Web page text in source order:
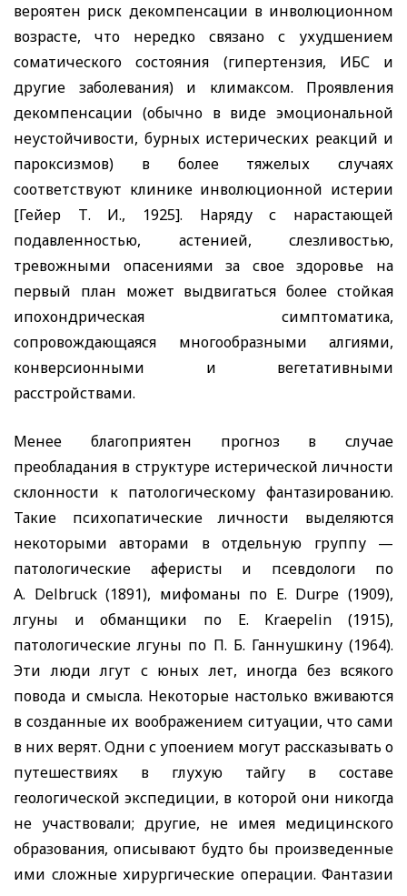
вероятен риск декомпенсации в инволюционном
возрасте, что нередко связано с ухудшением
соматического состояния (гипертензия, ИБС и
другие заболевания) и климаксом. Проявления
декомпенсации (обычно в виде эмоциональной
неустойчивости, бурных истерических реакций и
пароксизмов) в более тяжелых случаях
соответствуют клинике инволюционной истерии
[Гейер Т. И., 1925]. Наряду с нарастающей
подавленностью, астенией, слезливостью,
тревожными опасениями за свое здоровье на
первый план может выдвигаться более стойкая
ипохондрическая симптоматика,
сопровождающаяся многообразными алгиями,
конверсионными и вегетативными
расстройствами.
Менее благоприятен прогноз в случае
преобладания в структуре истерической личности
склонности к патологическому фантазированию.
Такие психопатические личности выделяются
некоторыми авторами в отдельную группу —
патологические аферисты и псевдологи по
A. Delbruck(1891), мифоманы по E. Durpe(1909),
лгуны и обманщики по E. Kraepelin(1915),
патологические лгуны по П. Б. Ганнушкину (1964).
Эти люди лгут с юных лет, иногда без всякого
повода и смысла. Некоторые настолько вживаются
в созданные их воображением ситуации, что сами
в них верят. Одни с упоением могут рассказывать о
путешествиях в глухую тайгу в составе
геологической экспедиции, в которой они никогда
не участвовали; другие, не имея медицинского
образования, описывают будто бы произведенные
ими сложные хирургические операции. Фантазии